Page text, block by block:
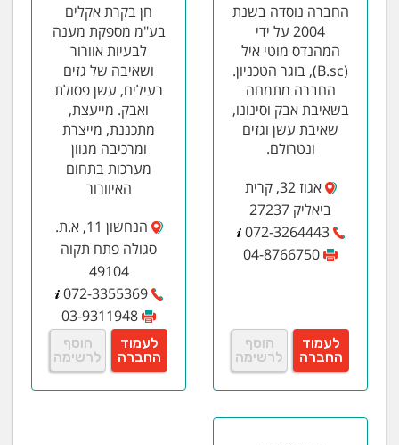
החברה נוסדה בשנת
2004 על ידי
המהנדס מוטי איל
(B.sc), בוגר הטכניון.
החברה מתמחה
בשאיבת אבק וסינונו,
שאיבת עשן וגזים
ונטרולם.
אגוז 32, קרית
ביאליק 27237
072-3264443
04-8766750
לעמוד
החברה
הוסף
לרשימה
חן בקרת אקלים
בע"מ מספקת מענה
לבעיות אוורור
ושאיבה של גזים
רעילים, עשן פסולת
ואבק. מייעצת,
מתכננת, מייצרת
ומרכיבה מגוון
מערכות בתחום
האיוורור
הנחשון 11, א.ת.
סגולה פתח תקוה
49104
072-3355369
03-9311948
לעמוד
החברה
הוסף
לרשימה